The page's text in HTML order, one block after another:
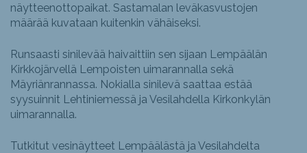
näytteenottopaikat. Sastamalan leväkasvustojen
määrää kuvataan kuitenkin vähäiseksi.
Runsaasti sinilevää haivaittiin sen sijaan Lempäälän
Kirkkojärvellä Lempoisten uimarannalla sekä
Mäyriänrannassa. Nokialla sinilevä saattaa estää
syysuinnit Lehtiniemessä ja Vesilahdella Kirkonkylän
uimarannalla.
Tutkitut vesinäytteet Lempäälästä ja Vesilahdelta